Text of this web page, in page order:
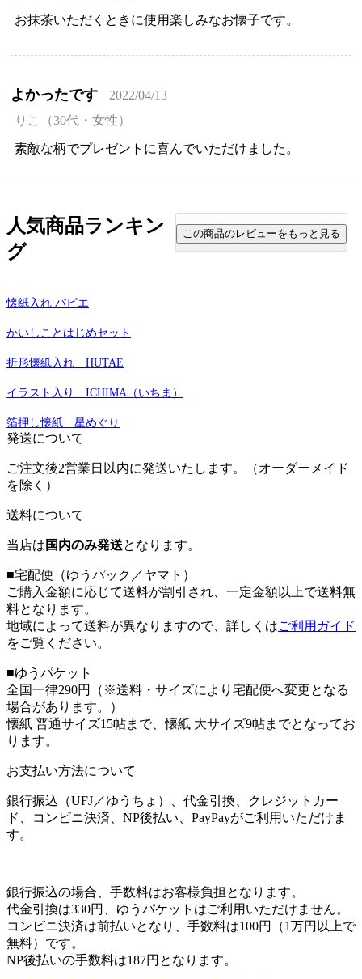
お抹茶いただくときに使用楽しみなお懐子です。
よかったです
2022/04/13
りこ（30代・女性）
素敵な柄でプレゼントに喜んでいただけました。
人気商品ランキン
グ
懐紙入れ パピエ
かいしことはじめセット
折形懐紙入れ HUTAE
イラスト入り ICHIMA（いちま）
箔押し懐紙 星めぐり
発送について
ご注文後2営業日以内に発送いたします。（オーダーメイド
を除く）
送料について
当店は 国内のみ発送となります。
■宅配便（ゆうパック／ヤマト）
ご購入金額に応じて送料が割引され、一定金額以上で送料無
料となります。
地域によって送料が異なりますので、詳しくはご利用ガイド
をご覧ください。
■ゆうパケット
全国一律290円（※送料・サイズにより宅配便へ変更となる
場合があります。）
懐紙 普通サイズ15帖まで、懐紙 大サイズ9帖までとなってお
ります。
お支払い方法について
銀行振込（UFJ／ゆうちょ）、代金引換、クレジットカー
ド、コンビニ決済、NP後払い、PayPayがご利用いただけま
す。
銀行振込の場合、手数料はお客様負担となります。
代金引換は330円、ゆうパケットはご利用いただけません。
コンビニ決済は前払いとなり、手数料は100円（1万円以上で
無料）です。
NP後払いの手数料は187円となります。